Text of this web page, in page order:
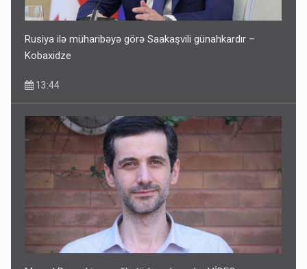
Rusiya ilə müharibəyə görə Saakaşvili günahkardır –
Kobaxidze
13:44